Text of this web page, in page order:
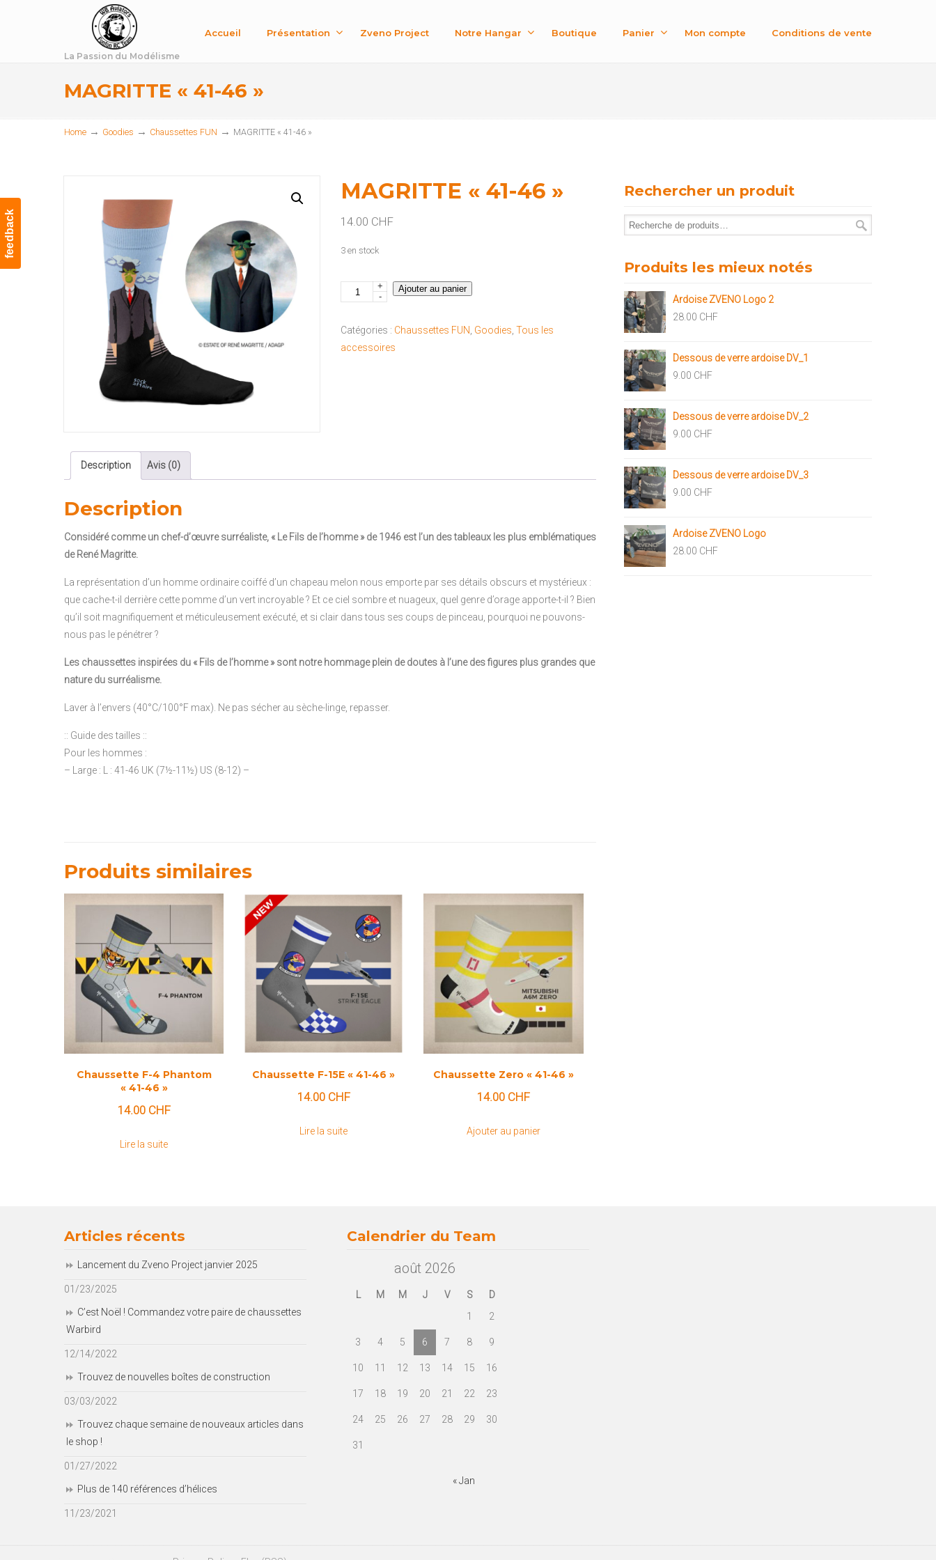
feedback
La Passion du Modélisme
Accueil Présentation Zveno Project Notre Hangar Boutique Panier Mon compte Conditions de vente
MAGRITTE « 41-46 »
Home → Goodies → Chaussettes FUN → MAGRITTE « 41-46 »
MAGRITTE « 41-46 »
14.00 CHF
3 en stock
quantité
MAGRITTE
+
-
Ajouter au panier
Catégories : Chaussettes FUN Goodies ,Tous les
accessoires
Description Avis (0)
Description
Considéré comme un chef-d’œuvre surréaliste, « Le Fils de l’homme » de 1946 est l’un des tableaux les plus emblématiques
de René Magritte.
La représentation d’un homme ordinaire coiffé d’un chapeau melon nous emporte par ses détails obscurs et mystérieux :
que cache-t-il derrière cette pomme d’un vert incroyable ? Et ce ciel sombre et nuageux, quel genre d’orage apporte-t-il ? Bien
qu’il soit magnifiquement et méticuleusement exécuté, et si clair dans tous ses coups de pinceau, pourquoi ne pouvons-
nous pas le pénétrer ?
Les chaussettes inspirées du « Fils de l’homme » sont notre hommage plein de doutes à l’une des figures plus grandes que
nature du surréalisme.
Laver à l’envers (40°C/100°F max). Ne pas sécher au sèche-linge, repasser.
:: Guide des tailles ::
Pour les hommes :
– Large : L : 41-46 UK (7½-11½) US (8-12) –
Produits similaires
Chaussette F-4 Phantom
« 41-46 »
14.00 CHF
Lire la suite
Chaussette F-15E « 41-46 »
14.00 CHF
Lire la suite
Chaussette Zero « 41-46 »
14.00 CHF
Ajouter au panier
Rechercher un produit
Produits les mieux notés
Ardoise ZVENO Logo 2
28.00 CHF
Dessous de verre ardoise DV_1
9.00 CHF
Dessous de verre ardoise DV_2
9.00 CHF
Dessous de verre ardoise DV_3
9.00 CHF
Ardoise ZVENO Logo
28.00 CHF
Articles récents
Lancement du Zveno Project janvier 2025
01/23/2025
C’est Noël ! Commandez votre paire de chaussettes
Warbird
12/14/2022
Trouvez de nouvelles boîtes de construction
03/03/2022
Trouvez chaque semaine de nouveaux articles dans
le shop !
01/27/2022
Plus de 140 références d’hélices
11/23/2021
Calendrier du Team
août 2026
L M M J V S
D
1
2
3 4 5 6 7 8 9
10 11 12 13 14 15 16
17 18 19 20 21 22 23
24 25 26 27 28 29 30
31
« Jan